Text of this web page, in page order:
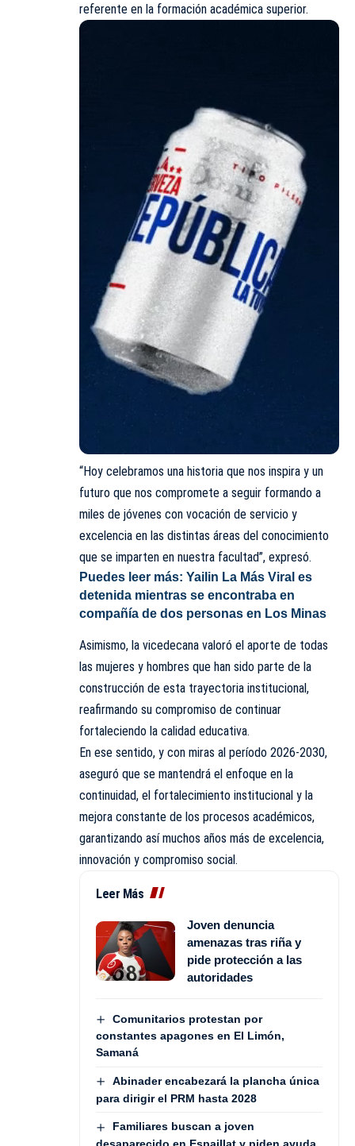
referente en la formación académica superior.
“Hoy celebramos una historia que nos inspira y un
futuro que nos compromete a seguir formando a
miles de jóvenes con vocación de servicio y
excelencia en las distintas áreas del conocimiento
que se imparten en nuestra facultad”, expresó.
Puedes leer más: Yailin La Más Viral es
detenida mientras se encontraba en
compañía de dos personas en Los Minas
Asimismo, la vicedecana valoró el aporte de todas
las mujeres y hombres que han sido parte de la
construcción de esta trayectoria institucional,
reafirmando su compromiso de continuar
fortaleciendo la calidad educativa.
En ese sentido, y con miras al período 2026-2030,
aseguró que se mantendrá el enfoque en la
continuidad, el fortalecimiento institucional y la
mejora constante de los procesos académicos,
garantizando así muchos años más de excelencia,
innovación y compromiso social.
Leer Más
Joven denuncia
amenazas tras riña y
pide protección a las
autoridades
Comunitarios protestan por
constantes apagones en El Limón,
Samaná
Abinader encabezará la plancha única
para dirigir el PRM hasta 2028
Familiares buscan a joven
desaparecido en Espaillat y piden ayuda